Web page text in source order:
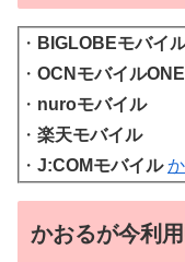
・ BIGLOBEモバイ
・ OCNモバイルONE
・ nuroモバイル
・ 楽天モバイル
・ J:COMモバイル
かおるが今利